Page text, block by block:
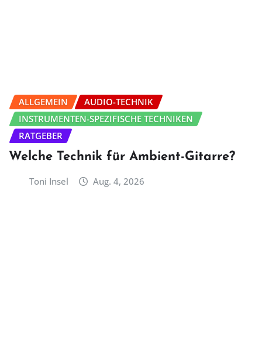
ALLGEMEIN
AUDIO-TECHNIK
INSTRUMENTEN-SPEZIFISCHE TECHNIKEN
RATGEBER
Welche Technik für Ambient-Gitarre?
Toni Insel Aug. 4, 2026